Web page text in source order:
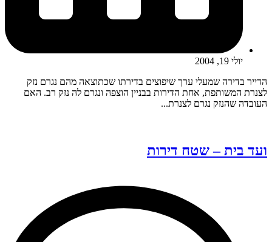
יולי 19, 2004
הדייר בדירה שמעלי ערך שיפוצים בדירתו שכתוצאה מהם נגרם נזק
לצנרת המשותפת, אחת הדירות בבניין הוצפה ונגרם לה נזק רב. האם
העובדה שהנזק נגרם לצנרת...
ועד בית – שטח דירות